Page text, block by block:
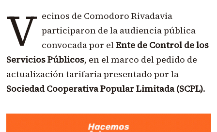
V ecinos de Comodoro Rivadavia
participaron de la audiencia pública
convocada por elEnte de Control de los
Servicios Públicos, en el marco del pedido de
actualización tarifaria presentado por la
Sociedad Cooperativa Popular Limitada (SCPL).